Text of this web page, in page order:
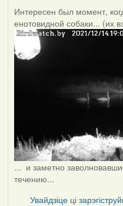
Интересен был момент,
енотовидной собаки... (их
... и заметно
течению...
Увайдзіце ці